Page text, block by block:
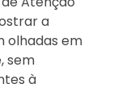
a
olhadas em
sem
à